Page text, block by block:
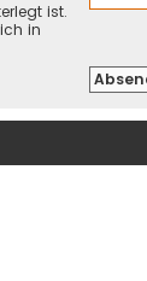
ist.
in